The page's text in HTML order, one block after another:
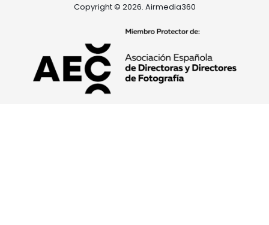
Copyright © 2026. Airmedia360